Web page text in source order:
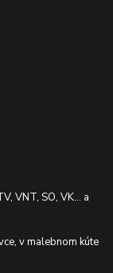
VNT, SO, VK... a
v malebnom kúte